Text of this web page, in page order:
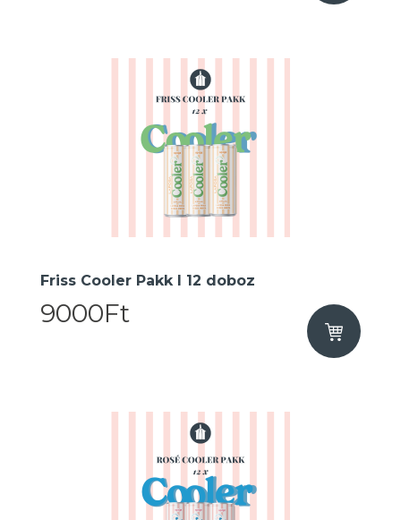
Friss Cooler Pakk I 12 doboz
9000Ft